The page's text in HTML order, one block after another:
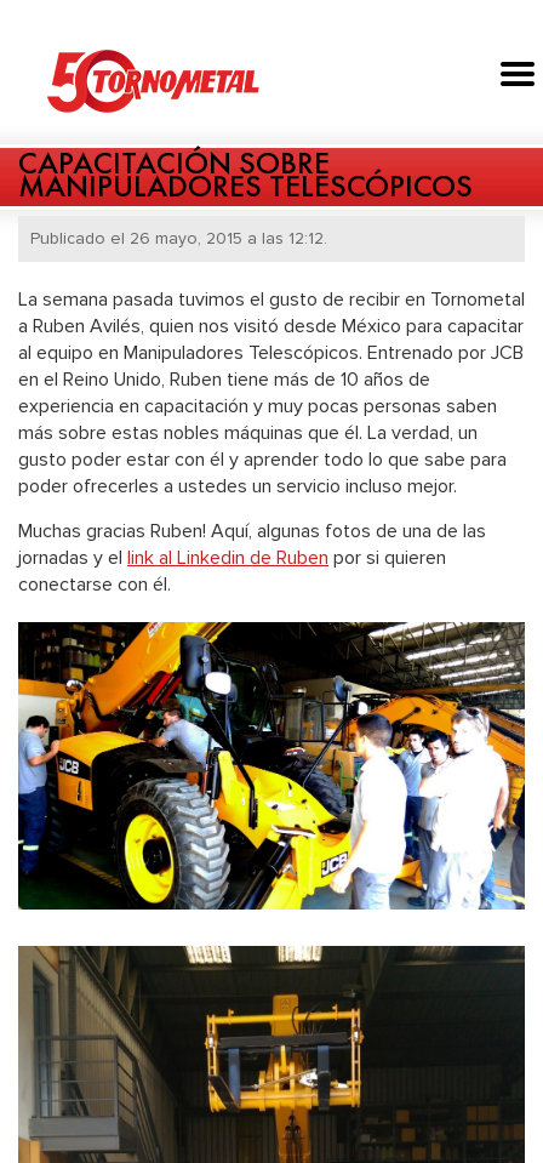
CAPACITACIÓN SOBRE
MANIPULADORES TELESCÓPICOS
Publicado el 26 mayo, 2015 a las 12:12.
La semana pasada tuvimos el gusto de recibir en Tornometal
a Ruben Avilés, quien nos visitó desde México para capacitar
al equipo en Manipuladores Telescópicos. Entrenado por JCB
en el Reino Unido, Ruben tiene más de 10 años de
experiencia en capacitación y muy pocas personas saben
más sobre estas nobles máquinas que él. La verdad, un
gusto poder estar con él y aprender todo lo que sabe para
poder ofrecerles a ustedes un servicio incluso mejor.
Muchas gracias Ruben! Aquí, algunas fotos de una de las
jornadas y el link al Linkedin de Ruben por si quieren
conectarse con él.